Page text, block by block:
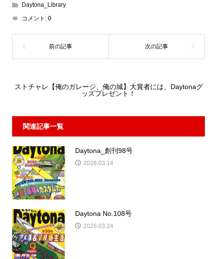
Daytona_Library
コメント: 0
ストチャレ【俺のガレージ、俺の城】大賞者には、Daytonaグ
ッズプレゼント！
関連記事一覧
Daytona_創刊98号
2026.03.14
Daytona No.108号
2026.03.24